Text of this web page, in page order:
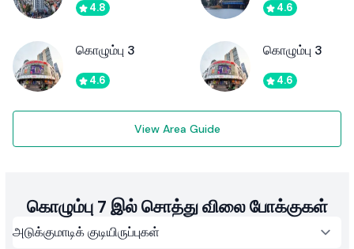
4.8 4.6
கொழும்பு 3
4.6
கொழும்பு 3
4.6
View Area Guide
கொழும்பு 7 இல் சொத்து விலை போக்குகள்